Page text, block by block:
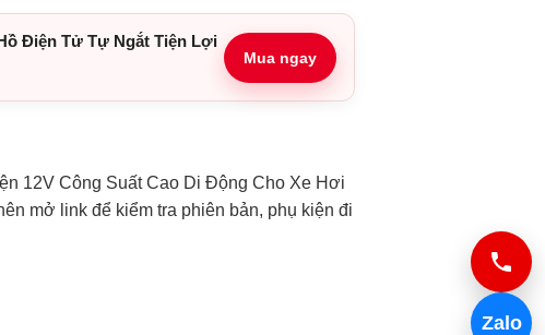
Điện Tử Tự Ngắt Tiện Lợi
Mua ngay
12V Công Suất Cao Di Động Cho Xe Hơi
mở link để kiểm tra phiên bản, phụ kiện đi
Zalo